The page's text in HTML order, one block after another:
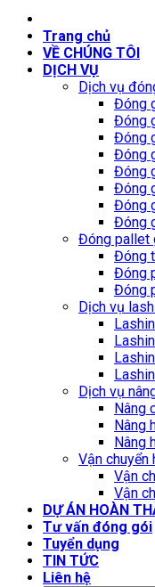
Trang chủ
VỀ CHÚNG TÔI
DỊCH VỤ
Dịch vụ
Đóng
Đóng
Đóng
Đóng
Đóng
Đóng
Đóng
Đóng
Đóng pallet
Đóng
Đóng
Đóng
Dịch vụ
Dịch vụ
Nâng
Nâng
Nâng
Vận chuyển
Vận
Vận
DỰ ÁN HOÀN
Tư vấn đóng gói
Tuyển dụng
TIN TỨC
Liên hệ